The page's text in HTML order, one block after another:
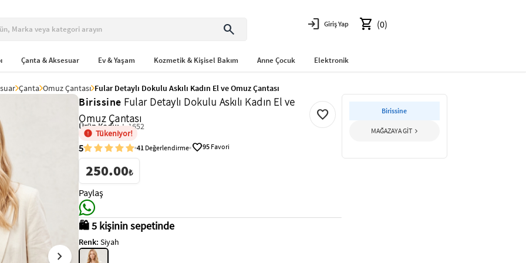
search login Giriş Yap shopping_cart (0)
Çanta & Aksesuar Ev & Yaşam Kozmetik & Kişisel Bakım Anne Çocuk Elektronik
Çanta Omuz Çantası Fular Detaylı Dokulu Askılı Kadın El ve Omuz Çantası
chevron_right
Birissine Fular Detaylı Dokulu Askılı Kadın El ve
Omuz Çantası
Ürün Kodu: L-1652
Tükeniyor!
5 41 Değerlendirme favorite95 Favori
250.00₺
favorite
Paylaş
🛍️ 5 kişinin sepetinde
Renk: Siyah
Birissine
MAĞAZAYA GİT